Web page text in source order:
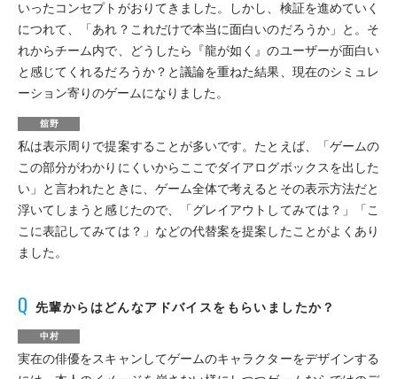
いったコンセプトがおりてきました。しかし、検証を進めていく
につれて、「あれ？これだけで本当に面白いのだろうか」と。そ
れからチーム内で、どうしたら『龍が如く』のユーザーが面白い
と感じてくれるだろうか？と議論を重ねた結果、現在のシミュレ
ーション寄りのゲームになりました。
舘野
私は表示周りで提案することが多いです。たとえば、「ゲームの
この部分がわかりにくいからここでダイアログボックスを出した
い」と言われたときに、ゲーム全体で考えるとその表示方法だと
浮いてしまうと感じたので、「グレイアウトしてみては？」「こ
こに表記してみては？」などの代替案を提案したことがよくあり
ました。
先輩からはどんなアドバイスをもらいましたか？
中村
実在の俳優をスキャンしてゲームのキャラクターをデザインする